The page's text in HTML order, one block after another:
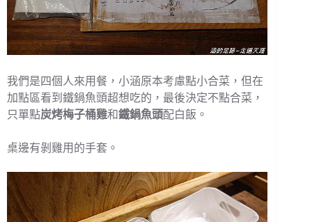
我們是四個人來用餐，小涵原本考慮點小合菜，但在
加點區看到鐵鍋魚頭超想吃的，最後決定不點合菜，
只單點炭烤梅子桶雞和鐵鍋魚頭配白飯。
桌邊有剝雞用的手套。